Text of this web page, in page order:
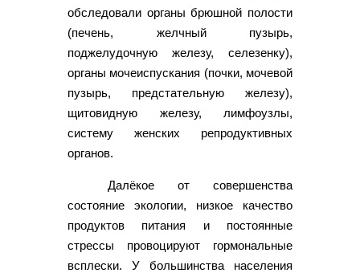
обследовали органы брюшной полости
(печень, желчный пузырь,
поджелудочную железу, селезенку),
органы мочеиспускания (почки, мочевой
пузырь, предстательную железу),
щитовидную железу, лимфоузлы,
систему женских репродуктивных
органов.
Далёкое от совершенства
состояние экологии, низкое качество
продуктов питания и постоянные
стрессы провоцируют гормональные
всплески. У большинства населения